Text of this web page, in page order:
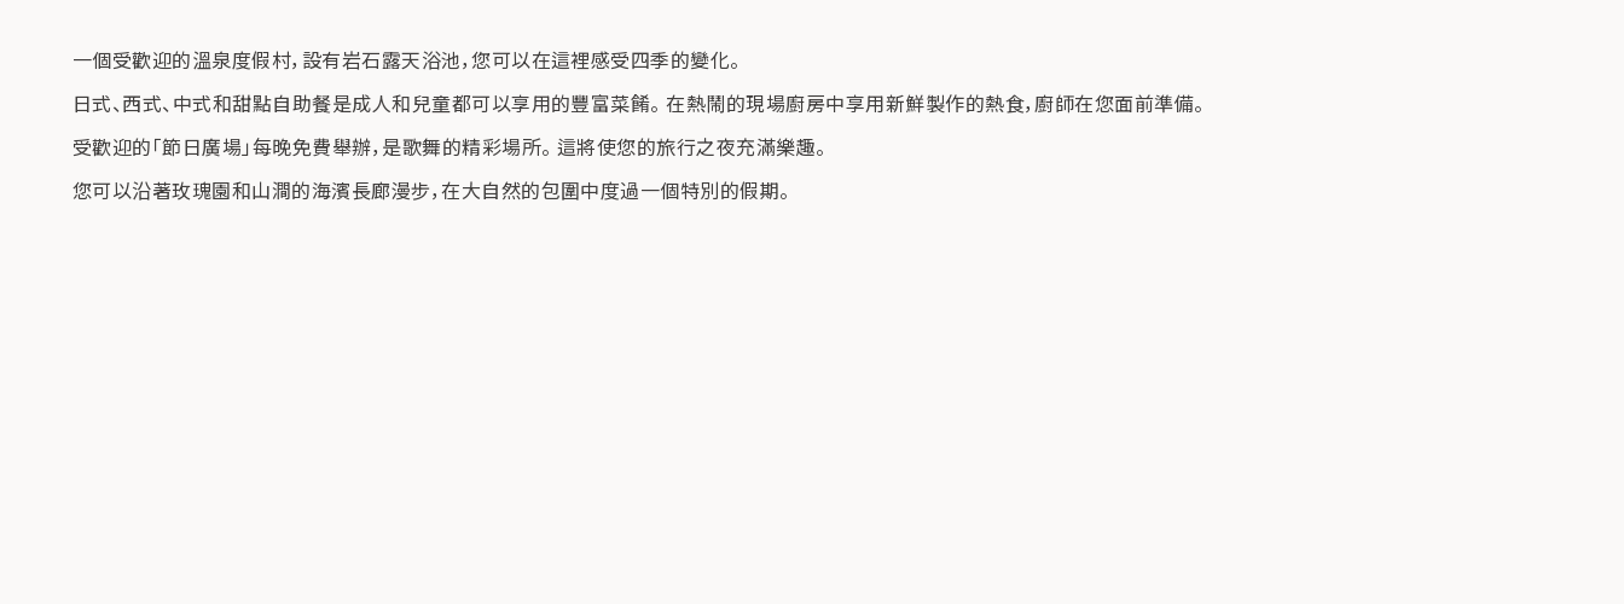
一個受歡迎的溫泉度假村，設有岩石露天浴池，您可以在這裡感受四季的變化。
日式、西式、中式和甜點自助餐是成人和兒童都可以享用的豐富菜餚。 在熱鬧的現場廚房中享用新鮮製作的熱食，廚師在您面前準備。
受歡迎的「節日廣場」每晚免費舉辦，是歌舞的精彩場所。 這將使您的旅行之夜充滿樂趣。
您可以沿著玫瑰園和山澗的海濱長廊漫步，在大自然的包圍中度過一個特別的假期。